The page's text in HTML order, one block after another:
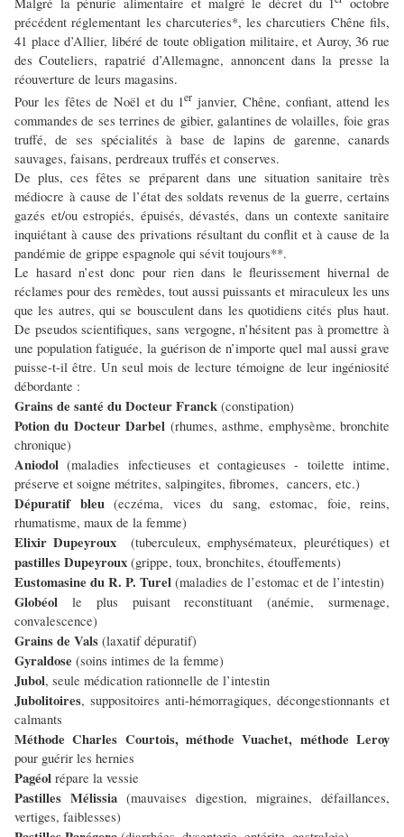
précédent réglementant les charcuteries*, les charcutiers Chêne fils,
41 place d’Allier, libéré de toute obligation militaire, et Auroy, 36 rue
des Couteliers, rapatrié d’Allemagne, annoncent dans la presse la
réouverture de leurs magasins.
Pour les fêtes de Noël et du 1er janvier, Chêne, confiant, attend les
commandes de ses terrines de gibier, galantines de volailles, foie gras
truffé, de ses spécialités à base de lapins de garenne, canards
sauvages, faisans, perdreaux truffés et conserves.
De plus, ces fêtes se préparent dans une situation sanitaire très
médiocre à cause de l’état des soldats revenus de la guerre, certains
gazés et/ou estropiés, épuisés, dévastés, dans un contexte sanitaire
inquiétant à cause des privations résultant du conflit et à cause de la
pandémie de grippe espagnole qui sévit toujours**.
Le hasard n’est donc pour rien dans le fleurissement hivernal de
réclames pour des remèdes, tout aussi puissants et miraculeux les uns
que les autres, qui se bousculent dans les quotidiens cités plus haut.
De pseudos scientifiques, sans vergogne, n’hésitent pas à promettre à
une population fatiguée, la guérison de n’importe quel mal aussi grave
puisse-t-il être. Un seul mois de lecture témoigne de leur ingéniosité
débordante :
Grains de santé du Docteur Franck (constipation)
Potion du Docteur Darbel (rhumes, asthme, emphysème, bronchite
chronique)
Aniodol (maladies infectieuses et contagieuses - toilette intime,
préserve et soigne métrites, salpingites, fibromes, cancers, etc.)
Dépuratif bleu(eczéma, vices du sang, estomac, foie, reins,
rhumatisme, maux de la femme)
Elixir Dupeyroux (tuberculeux, emphysémateux, pleurétiques) et
pastilles Dupeyroux (grippe, toux, bronchites, étouffements)
Eustomasine du R. P. Turel (maladies de l’estomac et de l’intestin)
Globéol le plus puisant reconstituant (anémie, surmenage,
convalescence)
Grains de Vals (laxatif dépuratif)
Gyraldose (soins intimes de la femme)
Jubol, seule médication rationnelle de l’intestin
Jubolitoires, suppositoires anti-hémorragiques, décongestionnants et
calmants
Méthode Charles Courtois, méthode Vuachet, méthode Leroy
pour guérir les hernies
Pagéol répare la vessie
Pastilles Mélissia (mauvaises digestion, migraines, défaillances,
vertiges, faiblesses)